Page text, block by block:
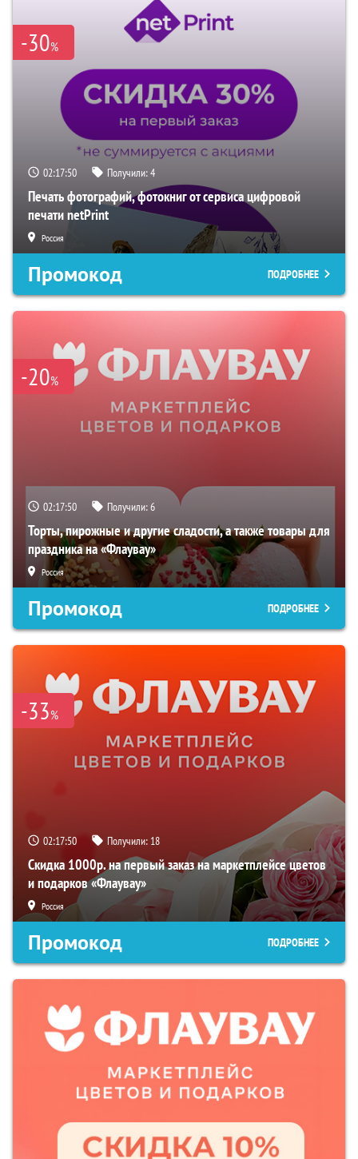
-30%
02:17:49 Получили:4
Печать фотографий, фотокниг от сервиса цифровой
печати netPrint
Россия
Промокод ПОДРОБНЕЕ
-20%
02:17:49 Получили:6
Торты, пирожные и другие сладости, а также товары для
праздника на «Флаувау»
Россия
Промокод ПОДРОБНЕЕ
-33%
02:17:49 Получили: 18
Скидка 1000р. на первый заказ на маркетплейсе цветов
и подарков «Флаувау»
Россия
Промокод ПОДРОБНЕЕ